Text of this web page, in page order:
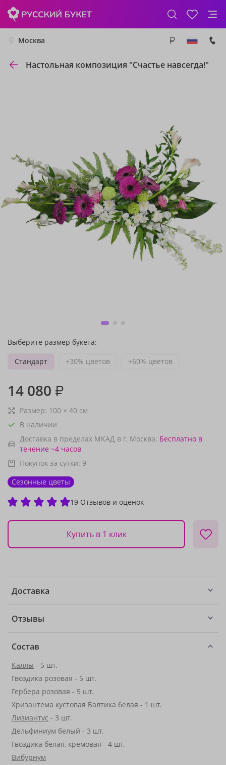
Москва
Настольная композиция "Счастье навсегда!"
Выберите размер букета:
Стандарт
+30% цветов +60% цветов
14 080 ₽
Размер: 100 × 40 см
В наличии
Доставка в пределах МКАД в г. Москва: Бесплатно в
течение ~4 часов
Покупок за сутки: 9
Сезонные цветы
19 Отзывов и оценок
Купить в 1 клик
Доставка
Отзывы
Состав
Каллы - 5 шт.
Гвоздика розовая - 5 шт.
Гербера розовая - 5 шт.
Хризантема кустовая Балтика белая - 1 шт.
Лизиантус - 3 шт.
Дельфиниум белый - 3 шт.
Гвоздика белая, кремовая - 4 шт.
Вибурнум